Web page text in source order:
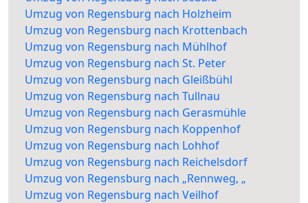
Umzug von Regensburg nach Holzheim
Umzug von Regensburg nach Krottenbach
Umzug von Regensburg nach Mühlhof
Umzug von Regensburg nach St. Peter
Umzug von Regensburg nach Gleißbühl
Umzug von Regensburg nach Tullnau
Umzug von Regensburg nach Gerasmühle
Umzug von Regensburg nach Koppenhof
Umzug von Regensburg nach Lohhof
Umzug von Regensburg nach Reichelsdorf
Umzug von Regensburg nach „Rennweg, „
Umzug von Regensburg nach Veilhof